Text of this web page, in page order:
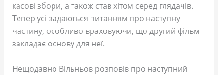
касові збори, а також став хітом серед глядачів.
Тепер усі задаються питанням про наступну
частину, особливо враховуючи, що другий фільм
закладає основу для неї.
Нещодавно Вільньов розповів про наступний